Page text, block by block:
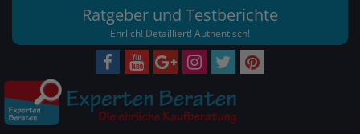
Ratgeber und Testberichte
Ehrlich! Detailliert! Authentisch!